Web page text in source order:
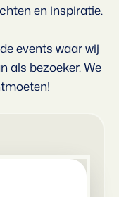
en inspiratie.
events waar wij
als bezoeker. We